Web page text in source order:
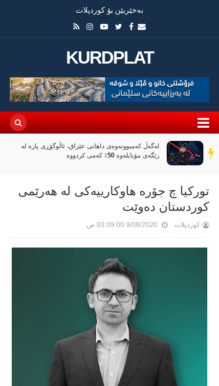
بەخێربێن بۆ کوردپلات
KURDPLAT
سەر
دێڕ
لەگەڵ کەمبوونەوەی داهاتی عێراق، ئاڵوگۆڕی پارە لە
رێگەی مۆبایلەوە 50٪ کەمی کردووە
تورکیا چ جۆرە هاوکارییەکی لە هەرێمی
کوردستان دەوێت
کوردپلات 9/08/2020 03:09:00 ص